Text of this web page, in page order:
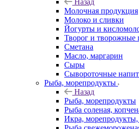
Назад
Молочная продукция
Молоко и сливки
Йогурты и
Творог и творожные
Сметана
Масло, маргарин
Сыры
Сывороточные
Рыба, морепродукты
Назад
Рыба, морепродукты
Рыба соленая,
Икра, морепродукты,